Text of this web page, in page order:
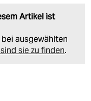
Artikel ist
ausgewählten
sie zu finden.